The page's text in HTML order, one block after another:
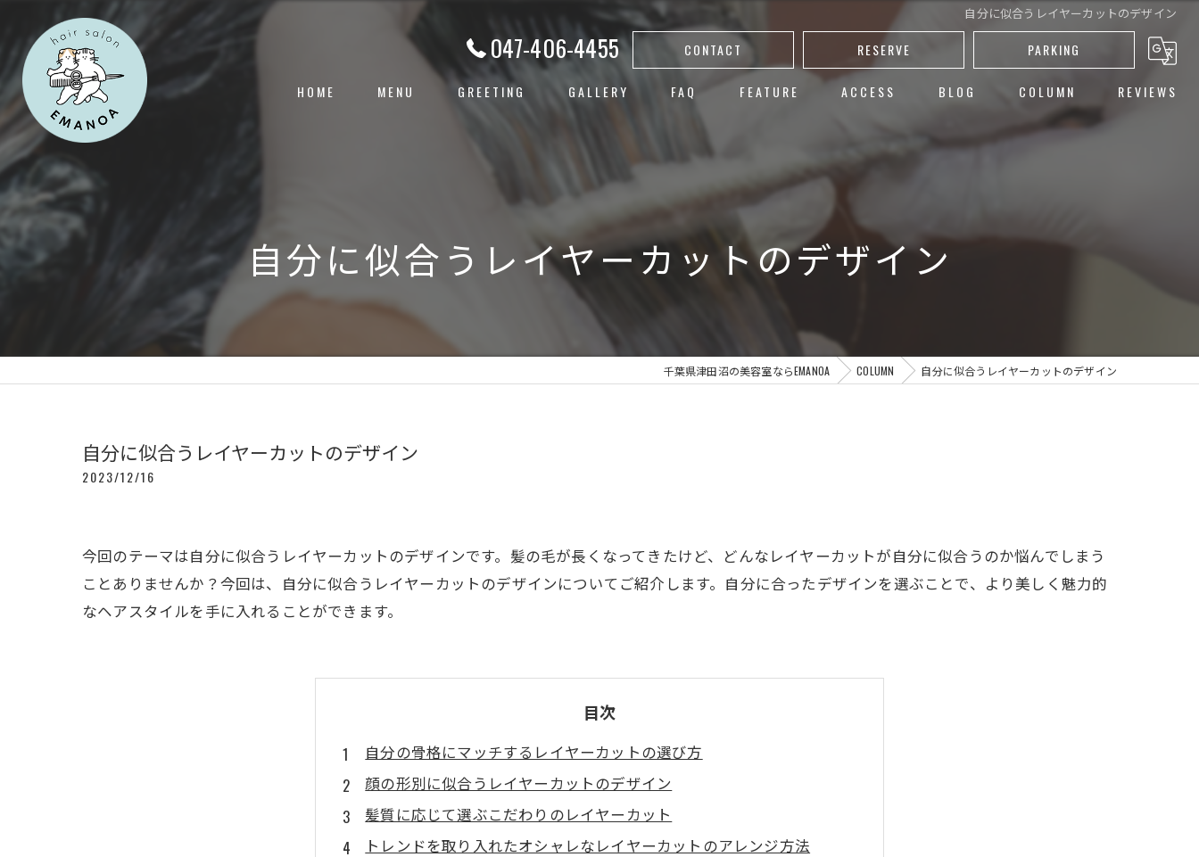
自分に似合うレイヤーカットのデザイン
047-406-4455 CONTACT RESERVE PARKING
HOME MENU GREETING GALLERY FAQ FEATURE
ハイライト
ヘアカラー
レイヤーカット
ACCESS BLOG COLUMN REVIEWS
自分に似合うレイヤーカットのデザイン
千葉県津田沼の美容室ならEMANOA COLUMN 自分に似合うレイヤーカットのデザイン
自分に似合うレイヤーカットのデザイン
2023/12/16
今回のテーマは自分に似合うレイヤーカットのデザインです。髪の毛が長くなってきたけど、どんなレイヤーカットが自分に似合うのか悩んでしまう
ことありませんか？今回は、自分に似合うレイヤーカットのデザインについてご紹介します。自分に合ったデザインを選ぶことで、より美しく魅力的
なヘアスタイルを手に入れることができます。
目次
自分の骨格にマッチするレイヤーカットの選び方
顔の形別に似合うレイヤーカットのデザイン
髪質に応じて選ぶこだわりのレイヤーカット
トレンドを取り入れたオシャレなレイヤーカットのアレンジ方法